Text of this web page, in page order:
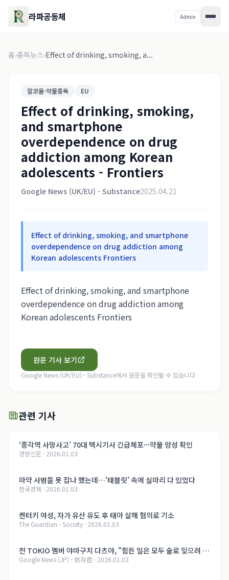
라파공동체 Admin
홈›중독뉴스›Effect of drinking, smoking, a...
알코올·약물중독 EU
Effect of drinking, smoking,
and smartphone
overdependence on drug
addiction among Korean
adolescents - Frontiers
Google News (UK/EU) - Substance2025.04.21
Effect of drinking, smoking, and smartphone
overdependence on drug addiction among
Korean adolescents Frontiers
Effect of drinking, smoking, and smartphone
overdependence on drug addiction among
Korean adolescents Frontiers
원문 기사 보기
Google News (UK/EU) - Substance에서 원문을 확인할 수 있습니다
관련 기사
‘종각역 사망사고’ 70대 택시기사 긴급체포···약물 양성 확인
경향신문 · 2026.01.03
마약 사범들 못 잡나 했는데…'태블릿' 속에 실마리 다 있었다
한국경제 · 2026.01.03
켄터키 여성, 자가 유산 유도 후 태아 살해 혐의로 기소
The Guardian - Society · 2026.01.03
전 TOKIO 멤버 야마구치 다츠야, "힘든 일은 모두 술로 잊으려 했
다, 지금은..." 알코올 의존증 회복의 길【제8화】
Google News (JP) - 依存症 · 2026.01.03